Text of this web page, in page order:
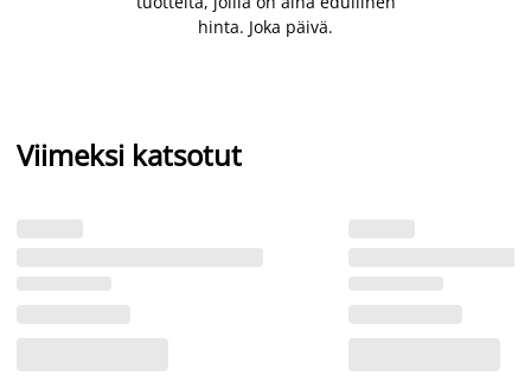
hinta. Joka päivä.
Viimeksi katsotut